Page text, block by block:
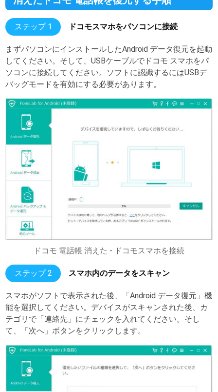
ステップ 1 ドコモスマホをパソコンに接続
まずパソコンにインストールしたAndroid データ復元を起動
してください。そして、USBケーブルでドコモ スマホをパ
ソコンに接続してください。ソフトに認識するにはUSBデ
バッグモードを有効にする必要があります。
ドコモ 電話帳 消えた - ドコモスマホを接続
ステップ 2 スマホ内のデータをスキャン
スマホがソフトで表示された後、「Android データ復元」機
能を選択してください。デバイスがスキャンされた後、カ
テゴリで「連絡先」にチェックを入れてください。そし
て、「次へ」ボタンをクリックします。